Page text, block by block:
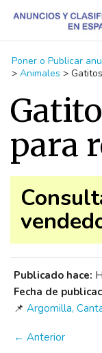
Poner o Publicar
> Animales >
para
Publicado hace:
Fecha de
📌 Argomilla,
← Anterior